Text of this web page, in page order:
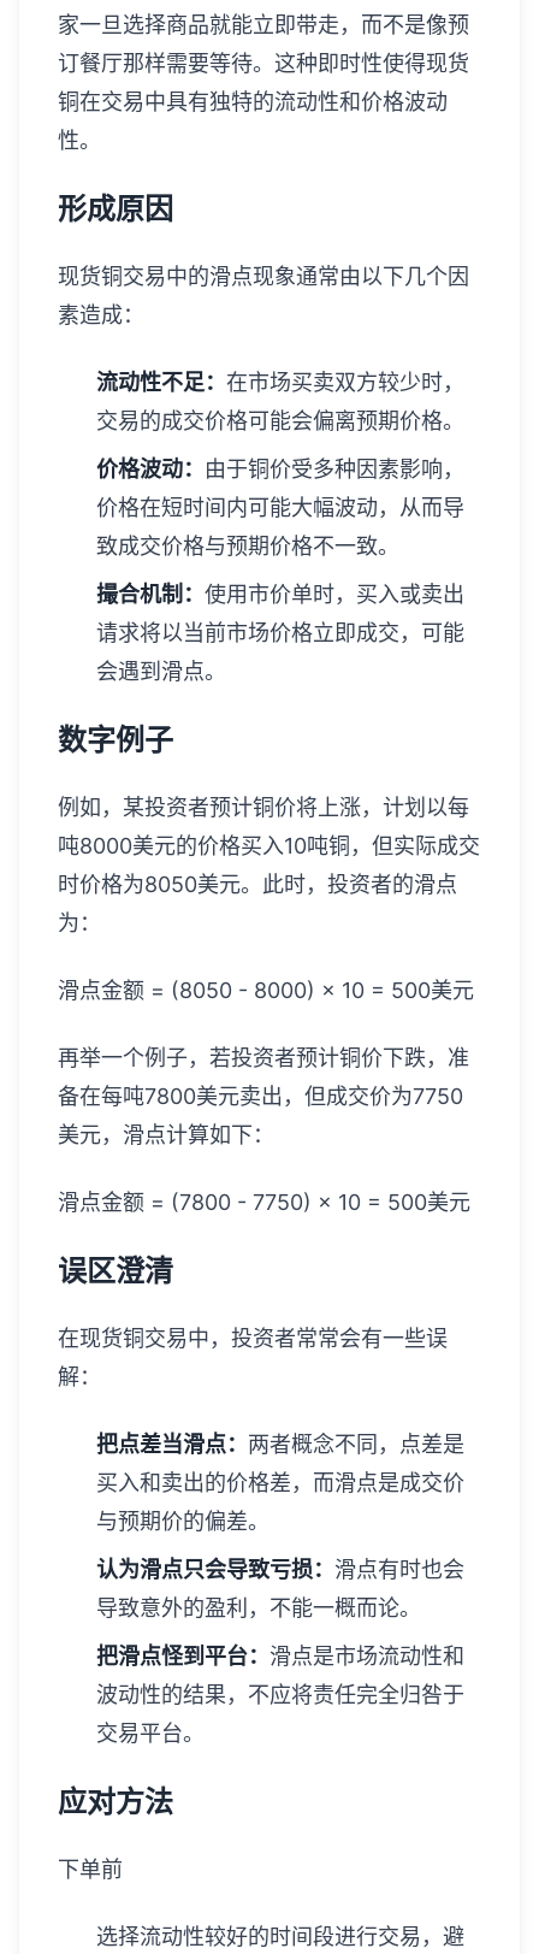
家一旦选择商品就能立即带走，而不是像预
订餐厅那样需要等待。这种即时性使得现货
铜在交易中具有独特的流动性和价格波动
性。
形成原因
现货铜交易中的滑点现象通常由以下几个因
素造成：
流动性不足： 在市场买卖双方较少时，
交易的成交价格可能会偏离预期价格。
价格波动： 由于铜价受多种因素影响，
价格在短时间内可能大幅波动，从而导
致成交价格与预期价格不一致。
撮合机制： 使用市价单时，买入或卖出
请求将以当前市场价格立即成交，可能
会遇到滑点。
数字例子
例如，某投资者预计铜价将上涨，计划以每
吨8000美元的价格买入10吨铜，但实际成交
时价格为8050美元。此时，投资者的滑点
为：
滑点金额 = (8050 - 8000) × 10 = 500美元
再举一个例子，若投资者预计铜价下跌，准
备在每吨7800美元卖出，但成交价为7750
美元，滑点计算如下：
滑点金额 = (7800 - 7750) × 10 = 500美元
误区澄清
在现货铜交易中，投资者常常会有一些误
解：
把点差当滑点： 两者概念不同，点差是
买入和卖出的价格差，而滑点是成交价
与预期价的偏差。
认为滑点只会导致亏损： 滑点有时也会
导致意外的盈利，不能一概而论。
把滑点怪到平台： 滑点是市场流动性和
波动性的结果，不应将责任完全归咎于
交易平台。
应对方法
下单前
选择流动性较好的时间段进行交易，避